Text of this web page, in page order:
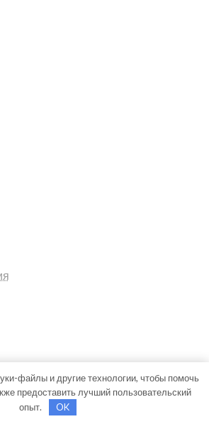
by Silk Themes
файлы и другие технологии, чтобы помочь
предоставить лучший пользовательский
опыт.
OK